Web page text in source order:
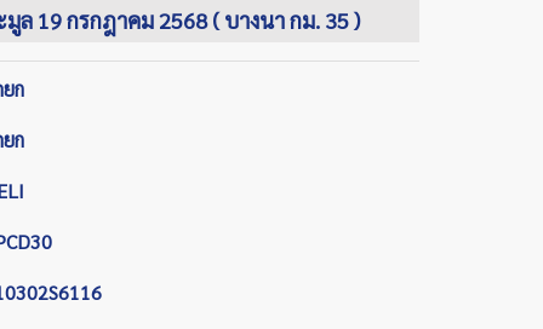
ล 19 กรกฎาคม 2568 ( บางนา กม. 35 )
ก
ก